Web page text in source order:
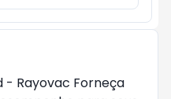
- Rayovac Forneça